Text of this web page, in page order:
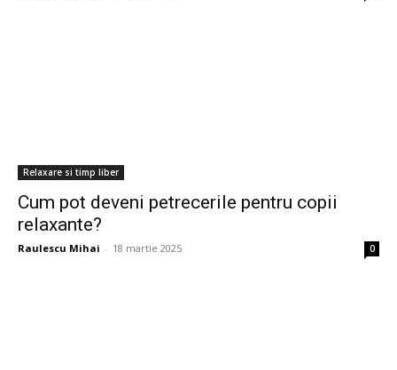
Relaxare si timp liber
Cum pot deveni petrecerile pentru copii
relaxante?
Raulescu Mihai - 18 martie 2025 0